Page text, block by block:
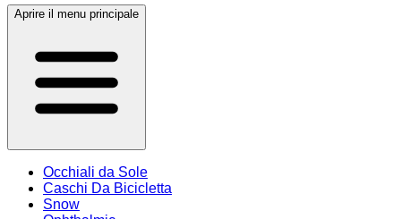
Aprire il menu principale
Occhiali da Sole
Caschi Da Bicicletta
Snow